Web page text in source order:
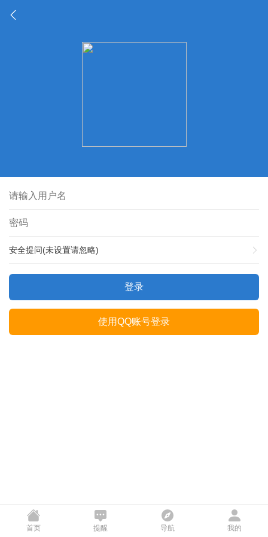
安全提问(未设置请忽略)
登录
使用QQ账号登录
首页 提醒 导航 我的